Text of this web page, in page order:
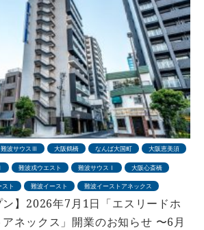
難波サウスⅢ 大阪鶴橋 なんば大国町 大阪恵美須
難波戎ウエスト 難波サウスⅠ 大阪心斎橋
ト 難波イースト 難波イーストアネックス
ン】2026年7月1日「エスリードホ
ネックス」開業のお知らせ 〜6月